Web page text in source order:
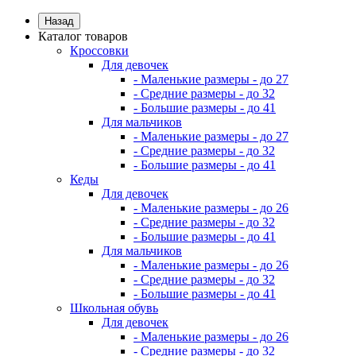
Назад
Каталог товаров
Кроссовки
Для девочек
- Маленькие размеры - до 27
- Средние размеры - до 32
- Большие размеры - до 41
Для мальчиков
- Маленькие размеры - до 27
- Средние размеры - до 32
- Большие размеры - до 41
Кеды
Для девочек
- Маленькие размеры - до 26
- Средние размеры - до 32
- Большие размеры - до 41
Для мальчиков
- Маленькие размеры - до 26
- Средние размеры - до 32
- Большие размеры - до 41
Школьная обувь
Для девочек
- Маленькие размеры - до 26
- Средние размеры - до 32